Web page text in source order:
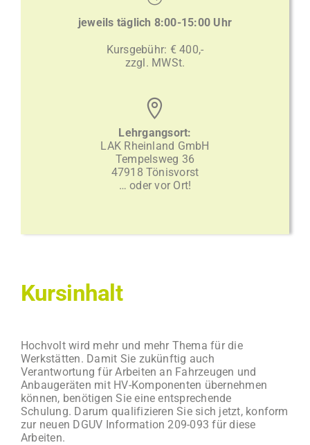
jeweils täglich 8:00-15:00 Uhr
Kursgebühr: € 400,-
zzgl. MWSt.
Lehrgangsort:
LAK Rheinland GmbH
Tempelsweg 36
47918 Tönisvorst
… oder vor Ort!
Kursinhalt
Hochvolt wird mehr und mehr Thema für die
Werkstätten. Damit Sie zukünftig auch
Verantwortung für Arbeiten an Fahrzeugen und
Anbaugeräten mit HV-Komponenten übernehmen
können, benötigen Sie eine entsprechende
Schulung. Darum qualifizieren Sie sich jetzt, konform
zur neuen DGUV Information 209-093 für diese
Arbeiten.